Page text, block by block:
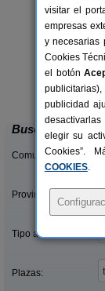
Buscar
Comunidades:
Provincias/Islas:
Tipo alquiler:
Plazas:
visitar el
empresas
y necesarias
Cookies
el botón
publicidad
elegir su
Cookies”.
COOKIES.